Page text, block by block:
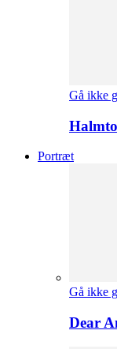
Gå ikke
Portræt
Gå ikke
Dear